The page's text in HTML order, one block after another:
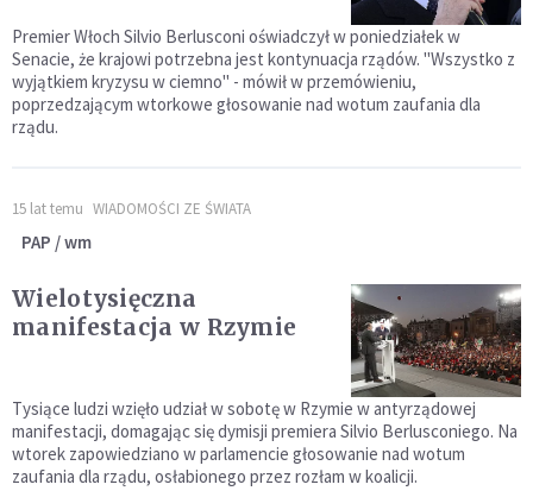
Premier Włoch Silvio Berlusconi oświadczył w poniedziałek w
Senacie, że krajowi potrzebna jest kontynuacja rządów. "Wszystko z
wyjątkiem kryzysu w ciemno" - mówił w przemówieniu,
poprzedzającym wtorkowe głosowanie nad wotum zaufania dla
rządu.
15 lat temu WIADOMOŚCI ZE ŚWIATA
PAP / wm
Wielotysięczna
manifestacja w Rzymie
Tysiące ludzi wzięło udział w sobotę w Rzymie w antyrządowej
manifestacji, domagając się dymisji premiera Silvio Berlusconiego. Na
wtorek zapowiedziano w parlamencie głosowanie nad wotum
zaufania dla rządu, osłabionego przez rozłam w koalicji.